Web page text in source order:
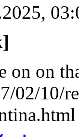
on
02/10/